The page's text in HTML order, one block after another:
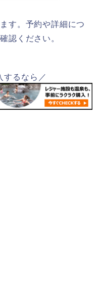
す。予約や詳細につ
認ください。
するなら／